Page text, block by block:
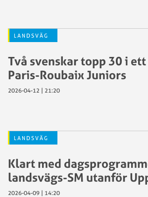
LANDSVÄG
Två svenskar topp 30 i
Paris-Roubaix Juniors
2026-04-12 | 21:20
LANDSVÄG
Klart med
landsvägs-SM utanför
2026-04-09 | 14:20